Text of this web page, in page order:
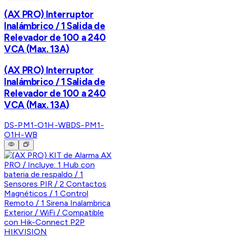
(AX PRO) Interruptor
Inalámbrico / 1 Salida de
Relevador de 100 a 240
VCA (Max. 13A)
(AX PRO) Interruptor
Inalámbrico / 1 Salida de
Relevador de 100 a 240
VCA (Max. 13A)
DS-PM1-O1H-WBDS-PM1-
O1H-WB
HIKVISION